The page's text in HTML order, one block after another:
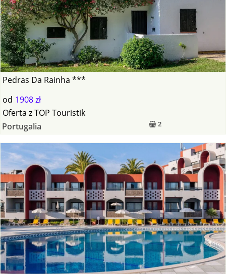
Pedras Da Rainha ***
od 1908 zł
2
Oferta zTOP Touristik
Portugalia